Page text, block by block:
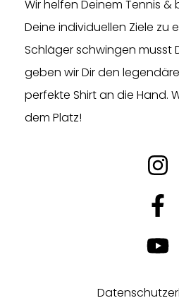
Wir helfen Deinem Tennis
Deine individuellen Ziele zu
Schläger schwingen musst
geben wir Dir den
perfekte Shirt an die Hand.
dem Platz!